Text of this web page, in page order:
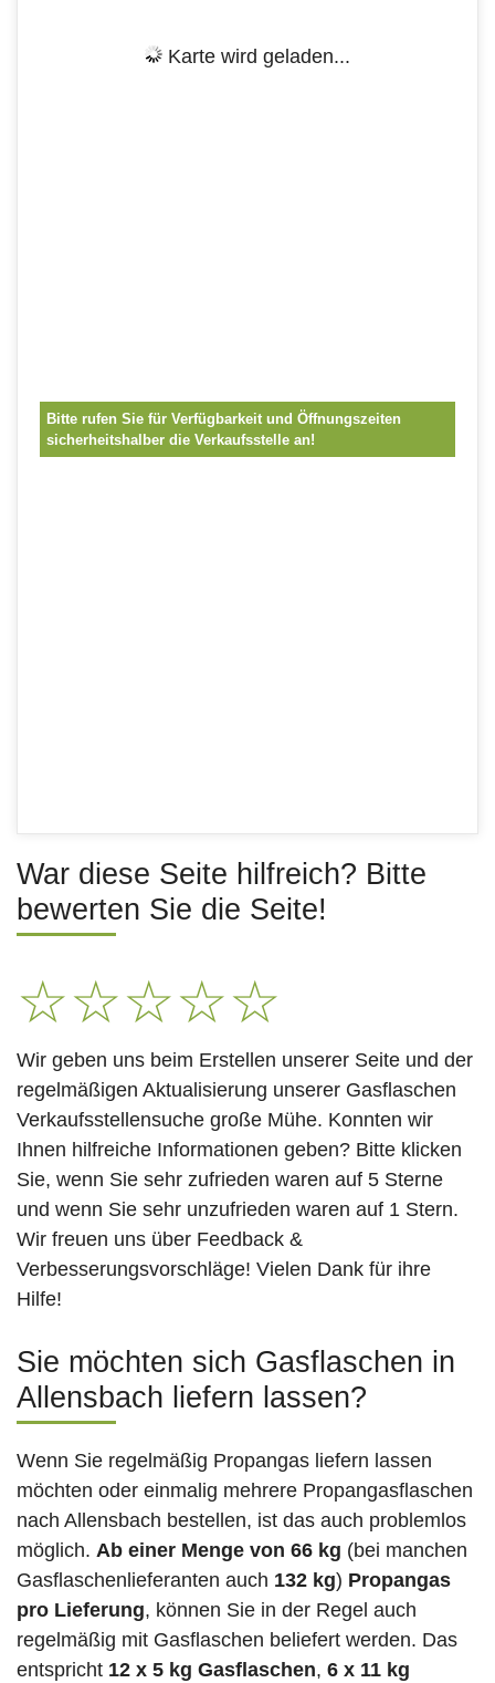
Karte wird geladen...
Bitte rufen Sie für Verfügbarkeit und Öffnungszeiten
sicherheitshalber die Verkaufsstelle an!
War diese Seite hilfreich? Bitte
bewerten Sie die Seite!
☆☆☆☆☆
Wir geben uns beim Erstellen unserer Seite und der
regelmäßigen Aktualisierung unserer Gasflaschen
Verkaufsstellensuche große Mühe. Konnten wir
Ihnen hilfreiche Informationen geben? Bitte klicken
Sie, wenn Sie sehr zufrieden waren auf 5 Sterne
und wenn Sie sehr unzufrieden waren auf 1 Stern.
Wir freuen uns über Feedback &
Verbesserungsvorschläge! Vielen Dank für ihre
Hilfe!
Sie möchten sich Gasflaschen in
Allensbach liefern lassen?
Wenn Sie regelmäßig Propangas liefern lassen
möchten oder einmalig mehrere Propangasflaschen
nach Allensbach bestellen, ist das auch problemlos
möglich. Ab einer Menge von 66 kg (bei manchen
Gasflaschenlieferanten auch 132 kg) Propangas
pro Lieferung, können Sie in der Regel auch
regelmäßig mit Gasflaschen beliefert werden. Das
entspricht 12 x 5 kg Gasflaschen, 6 x 11 kg